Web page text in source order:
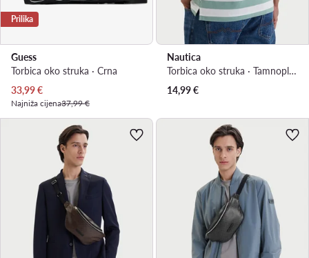
Prilika
Guess
Torbica oko struka · Crna
Trenutna cijena
33,99€
Najniža cijena37,99 €
Nautica
Torbica oko struka · Tamnoplava
14,99€